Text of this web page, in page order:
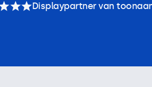
Displaypartner van